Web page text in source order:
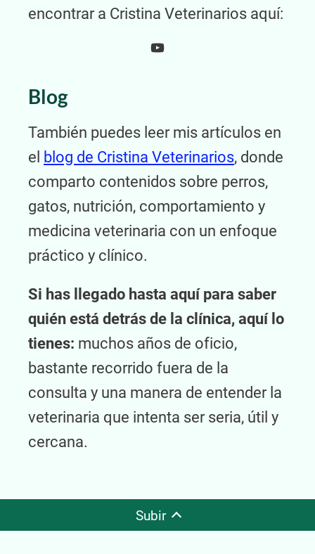
encontrar a Cristina Veterinarios aquí:
YouTube
Blog
También puedes leer mis artículos en
el blog de Cristina Veterinarios, donde
comparto contenidos sobre perros,
gatos, nutrición, comportamiento y
medicina veterinaria con un enfoque
práctico y clínico.
Si has llegado hasta aquí para saber
quién está detrás de la clínica, aquí lo
tienes: muchos años de oficio,
bastante recorrido fuera de la
consulta y una manera de entender la
veterinaria que intenta ser seria, útil y
cercana.
Subir